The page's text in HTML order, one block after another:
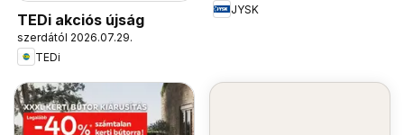
TEDi akciós újság
szerdától 2026.07.29.
TEDi
JYSK